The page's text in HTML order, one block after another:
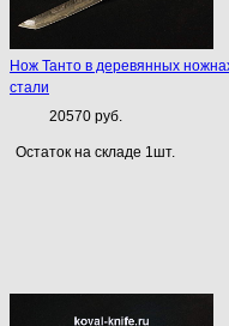
Нож Танто в деревянных
стали
20570 руб.
Остаток на складе 1шт.